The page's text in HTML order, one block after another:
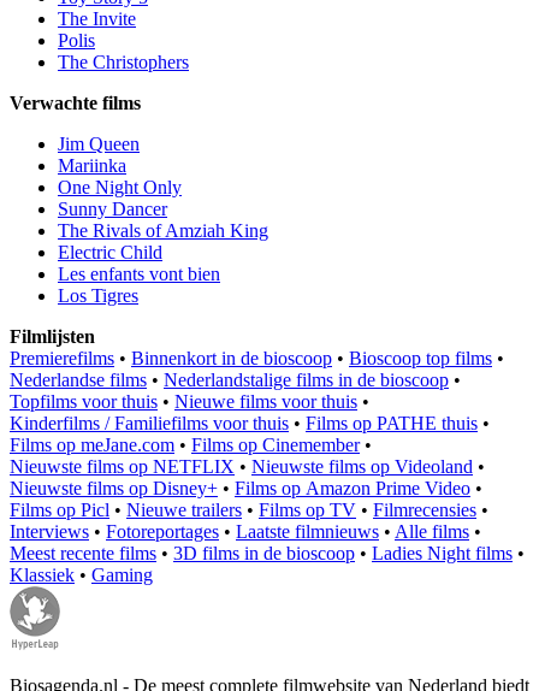
The Invite
Polis
The Christophers
Verwachte films
Jim Queen
Mariinka
One Night Only
Sunny Dancer
The Rivals of Amziah King
Electric Child
Les enfants vont bien
Los Tigres
Filmlijsten
Premierefilms • Binnenkort in de bioscoop • Bioscoop top films •
Nederlandse films • Nederlandstalige films in de bioscoop •
Topfilms voor thuis • Nieuwe films voor thuis •
Kinderfilms / Familiefilms voor thuis • Films op PATHE thuis •
Films op meJane.com • Films op Cinemember•
Nieuwste films op NETFLIX • Nieuwste films op Videoland •
Nieuwste films op Disney+ • Films op Amazon Prime Video •
Films op Picl • Nieuwe trailers • Films op TV • Filmrecensies •
Interviews • Fotoreportages • Laatste filmnieuws • Alle films •
Meest recente films • 3D films in de bioscoop • Ladies Night films •
Klassiek • Gaming
Biosagenda.nl - De meest complete filmwebsite van Nederland biedt